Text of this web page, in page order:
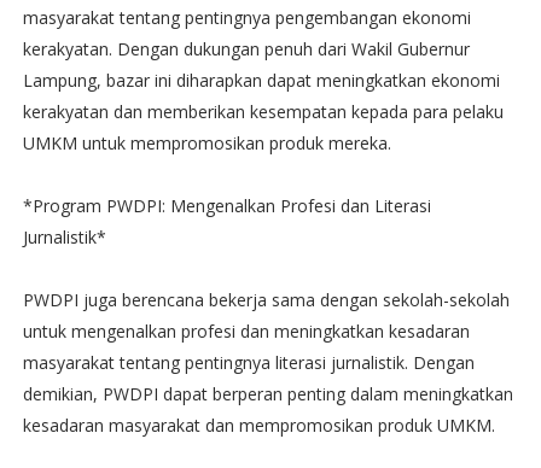
masyarakat tentang pentingnya pengembangan ekonomi
kerakyatan. Dengan dukungan penuh dari Wakil Gubernur
Lampung, bazar ini diharapkan dapat meningkatkan ekonomi
kerakyatan dan memberikan kesempatan kepada para pelaku
UMKM untuk mempromosikan produk mereka.
*Program PWDPI: Mengenalkan Profesi dan Literasi
Jurnalistik*
PWDPI juga berencana bekerja sama dengan sekolah-sekolah
untuk mengenalkan profesi dan meningkatkan kesadaran
masyarakat tentang pentingnya literasi jurnalistik. Dengan
demikian, PWDPI dapat berperan penting dalam meningkatkan
kesadaran masyarakat dan mempromosikan produk UMKM.